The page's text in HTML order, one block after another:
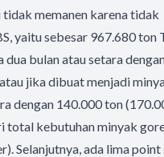
tidak memanen karena tidak
yaitu sebesar 967.680 ton
dua bulan atau setara
jika dibuat menjadi
dengan 140.000 ton
total kebutuhan minyak
Selanjutnya, ada lima point